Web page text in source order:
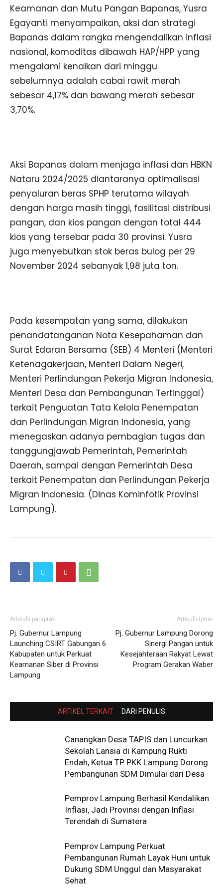
Keamanan dan Mutu Pangan Bapanas, Yusra
Egayanti menyampaikan, aksi dan strategi
Bapanas dalam rangka mengendalikan inflasi
nasional, komoditas dibawah HAP/HPP yang
mengalami kenaikan dari minggu
sebelumnya adalah cabai rawit merah
sebesar 4,17% dan bawang merah sebesar
3,70%.
Aksi Bapanas dalam menjaga inflasi dan HBKN
Nataru 2024/2025 diantaranya optimalisasi
penyaluran beras SPHP terutama wilayah
dengan harga masih tinggi, fasilitasi distribusi
pangan, dan kios pangan dengan total 444
kios yang tersebar pada 30 provinsi. Yusra
juga menyebutkan stok beras bulog per 29
November 2024 sebanyak 1,98 juta ton.
Pada kesempatan yang sama, dilakukan
penandatanganan Nota Kesepahaman dan
Surat Edaran Bersama (SEB) 4 Menteri (Menteri
Ketenagakerjaan, Menteri Dalam Negeri,
Menteri Perlindungan Pekerja Migran Indonesia,
Menteri Desa dan Pembangunan Tertinggal)
terkait Penguatan Tata Kelola Penempatan
dan Perlindungan Migran Indonesia, yang
menegaskan adanya pembagian tugas dan
tanggungjawab Pemerintah, Pemerintah
Daerah, sampai dengan Pemerintah Desa
terkait Penempatan dan Perlindungan Pekerja
Migran Indonesia. (Dinas Kominfotik Provinsi
Lampung).
Artikulli paraprak
Pj. Gubernur Lampung
Launching CSIRT Gabungan 6
Kabupaten untuk Perkuat
Keamanan Siber di Provinsi
Lampung
Artikulli tjetër
Pj. Gubernur Lampung Dorong
Sinergi Pangan untuk
Kesejahteraan Rakyat Lewat
Program Gerakan Waber
ARTIKEL TERKAIT DARI PENULIS
Canangkan Desa TAPIS dan Luncurkan
Sekolah Lansia di Kampung Rukti
Endah, Ketua TP PKK Lampung Dorong
Pembangunan SDM Dimulai dari Desa
Pemprov Lampung Berhasil Kendalikan
Inflasi, Jadi Provinsi dengan Inflasi
Terendah di Sumatera
Pemprov Lampung Perkuat
Pembangunan Rumah Layak Huni untuk
Dukung SDM Unggul dan Masyarakat
Sehat